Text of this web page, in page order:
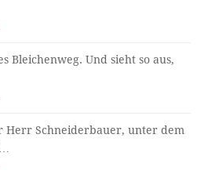
Bleichenweg. Und sieht so aus,
Herr Schneiderbauer, unter dem